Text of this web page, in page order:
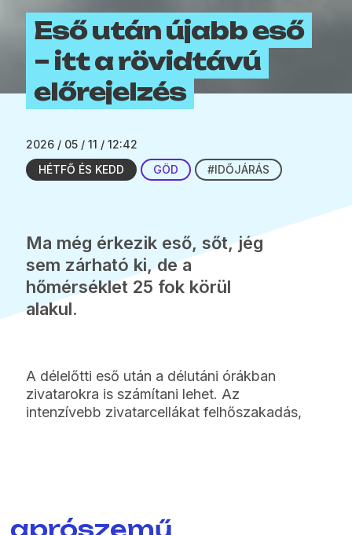
Eső után újabb eső
– itt a rövidtávú
előrejelzés
2026 / 05 / 11 / 12:42
HÉTFŐ ÉS KEDD
GÖD #IDŐJÁRÁS
Ma még érkezik eső, sőt, jég
sem zárható ki, de a
hőmérséklet 25 fok körül
alakul.
A délelőtti eső után a délutáni órákban
zivatarokra is számítani lehet. Az
intenzívebb zivatarcellákat felhőszakadás,
aprószemű